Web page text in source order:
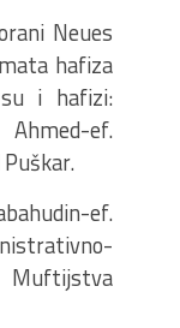
Neues
hafiza
su i hafizi:
ef.
ef.